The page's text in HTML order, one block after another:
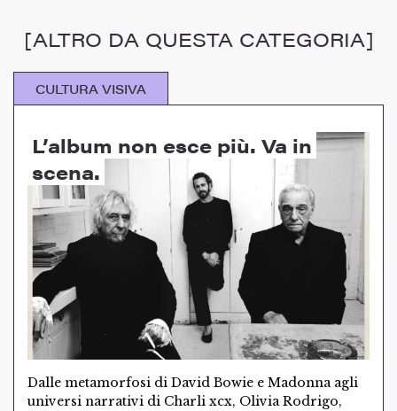
[ALTRO DA QUESTA CATEGORIA]
CULTURA VISIVA
L’album non esce più. Va in
scena.
Dalle metamorfosi di David Bowie e Madonna agli
universi narrativi di Charli xcx, Olivia Rodrigo,